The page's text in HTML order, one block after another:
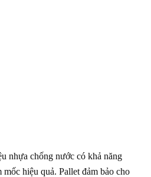
nhựa chống nước có khả năng
hiệu quả. Pallet đảm bảo cho